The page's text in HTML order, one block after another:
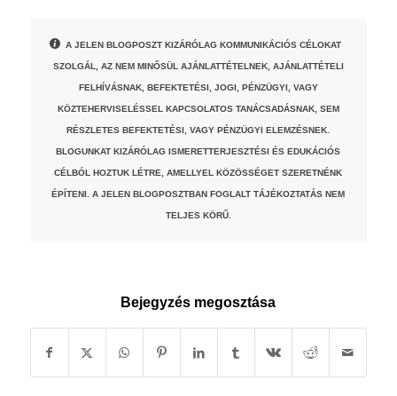
A JELEN BLOGPOSZT KIZÁRÓLAG KOMMUNIKÁCIÓS CÉLOKAT
SZOLGÁL, AZ NEM MINŐSÜL AJÁNLATTÉTELNEK, AJÁNLATTÉTELI
FELHÍVÁSNAK, BEFEKTETÉSI, JOGI, PÉNZÜGYI, VAGY
KÖZTEHERVISELÉSSEL KAPCSOLATOS TANÁCSADÁSNAK, SEM
RÉSZLETES BEFEKTETÉSI, VAGY PÉNZÜGYI ELEMZÉSNEK.
BLOGUNKAT KIZÁRÓLAG ISMERETTERJESZTÉSI ÉS EDUKÁCIÓS
CÉLBÓL HOZTUK LÉTRE, AMELLYEL KÖZÖSSÉGET SZERETNÉNK
ÉPÍTENI. A JELEN BLOGPOSZTBAN FOGLALT TÁJÉKOZTATÁS NEM
TELJES KÖRŰ.
Bejegyzés megosztása